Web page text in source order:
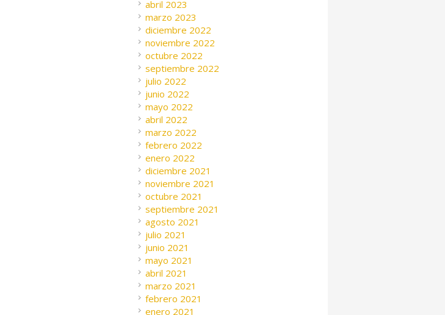
abril 2023
marzo 2023
diciembre 2022
noviembre 2022
octubre 2022
septiembre 2022
julio 2022
junio 2022
mayo 2022
abril 2022
marzo 2022
febrero 2022
enero 2022
diciembre 2021
noviembre 2021
octubre 2021
septiembre 2021
agosto 2021
julio 2021
junio 2021
mayo 2021
abril 2021
marzo 2021
febrero 2021
enero 2021